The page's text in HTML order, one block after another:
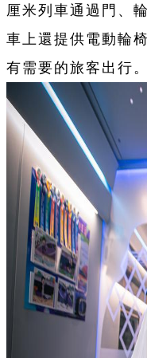
厘米列車通過門、
車上還提供電動輪
有需要的旅客出行。